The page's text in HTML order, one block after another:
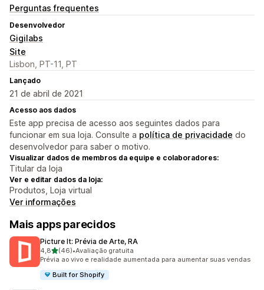
Perguntas frequentes
Desenvolvedor
Gigilabs
Site
Lisbon, PT-11, PT
Lançado
21 de abril de 2021
Acesso aos dados
Este app precisa de acesso aos seguintes dados para
funcionar em sua loja. Consulte a política de privacidade do
desenvolvedor para saber o motivo.
Visualizar dados de membros da equipe e colaboradores:
Titular da loja
Ver e editar dados da loja:
Produtos, Loja virtual
Ver informações
Mais apps parecidos
Picture It: Prévia de Arte, RA
4,8de 5 estrelas
(46)
46 avaliações ao todo
•Avaliação gratuita
Prévia ao vivo e realidade aumentada para aumentar suas vendas
Built for Shopify